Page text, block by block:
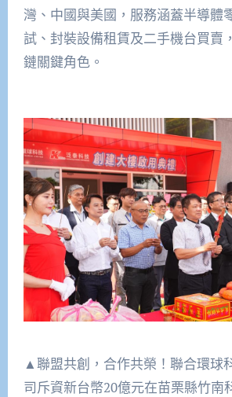
灣、中國與美國，服務涵蓋半導體
試、封裝設備租賃及二手機台買賣
鏈關鍵角色。
▲聯盟共創，合作共榮！聯合環球
司斥資新台幣20億元在苗栗縣竹南